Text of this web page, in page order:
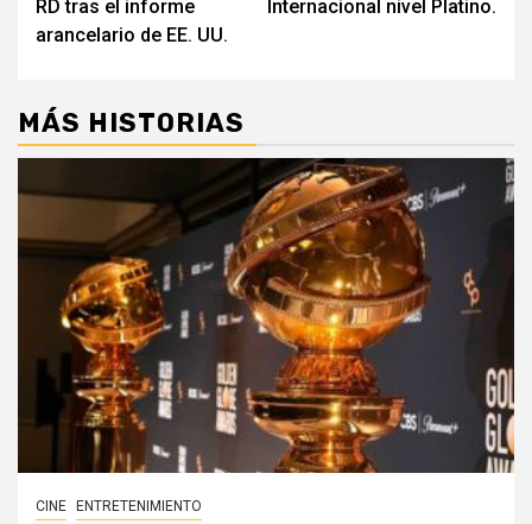
RD tras el informe
arancelario de EE. UU.
Internacional nivel Platino.
MÁS HISTORIAS
CINE ENTRETENIMIENTO